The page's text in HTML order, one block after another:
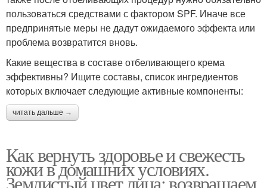
пользоваться средствами с фактором SPF. Иначе все
предпринятые меры не дадут ожидаемого эффекта или
проблема возвратится вновь.
Какие вещества в составе отбеливающего крема
эффективны? Ищите составы, список ингредиентов
которых включает следующие активные компоненты:
читать дальше →
Как вернуть здоровье и свежесть
кожи в домашних условиях.
Землистый цвет лица: возвращаем